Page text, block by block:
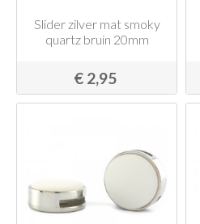
Slider zilver mat smoky
quartz bruin 20mm
€ 2,95